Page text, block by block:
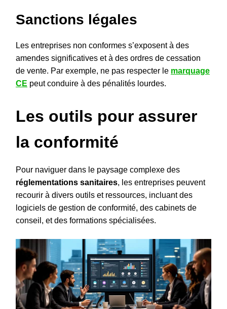
Sanctions légales
Les entreprises non conformes s’exposent à des
amendes significatives et à des ordres de cessation
de vente. Par exemple, ne pas respecter le marquage
CE peut conduire à des pénalités lourdes.
Les outils pour assurer
la conformité
Pour naviguer dans le paysage complexe des
réglementations sanitaires, les entreprises peuvent
recourir à divers outils et ressources, incluant des
logiciels de gestion de conformité, des cabinets de
conseil, et des formations spécialisées.